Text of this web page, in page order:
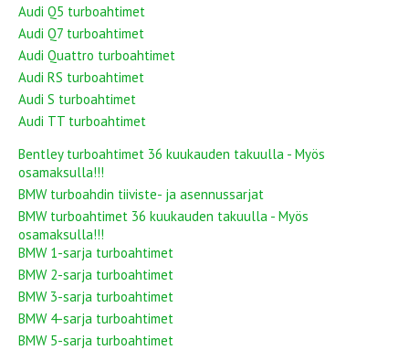
Audi Q5 turboahtimet
Audi Q7 turboahtimet
Audi Quattro turboahtimet
Audi RS turboahtimet
Audi S turboahtimet
Audi TT turboahtimet
Bentley turboahtimet 36 kuukauden takuulla - Myös
osamaksulla!!!
BMW turboahdin tiiviste- ja asennussarjat
BMW turboahtimet 36 kuukauden takuulla - Myös
osamaksulla!!!
BMW 1-sarja turboahtimet
BMW 2-sarja turboahtimet
BMW 3-sarja turboahtimet
BMW 4-sarja turboahtimet
BMW 5-sarja turboahtimet